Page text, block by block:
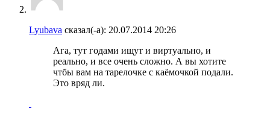
Lyubava сказал(-а): 20.07.2014 20:26
Ага, тут годами ищут и виртуально, и
реально, и все очень сложно. А вы хотите
чтбы вам на тарелочке с каёмочкой подали.
Это вряд ли.